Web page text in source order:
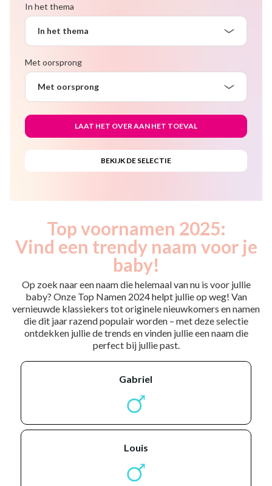
In het thema
In het thema
Met oorsprong
Met oorsprong
Top voornamen 2025:
Vind een trendy naam voor je
baby!
Op zoek naar een naam die helemaal van nu is voor jullie
baby? Onze Top Namen 2024 helpt jullie op weg! Van
vernieuwde klassiekers tot originele nieuwkomers en namen
die dit jaar razend populair worden – met deze selectie
ontdekken jullie de trends en vinden jullie een naam die
perfect bij jullie past.
gabriel
louis